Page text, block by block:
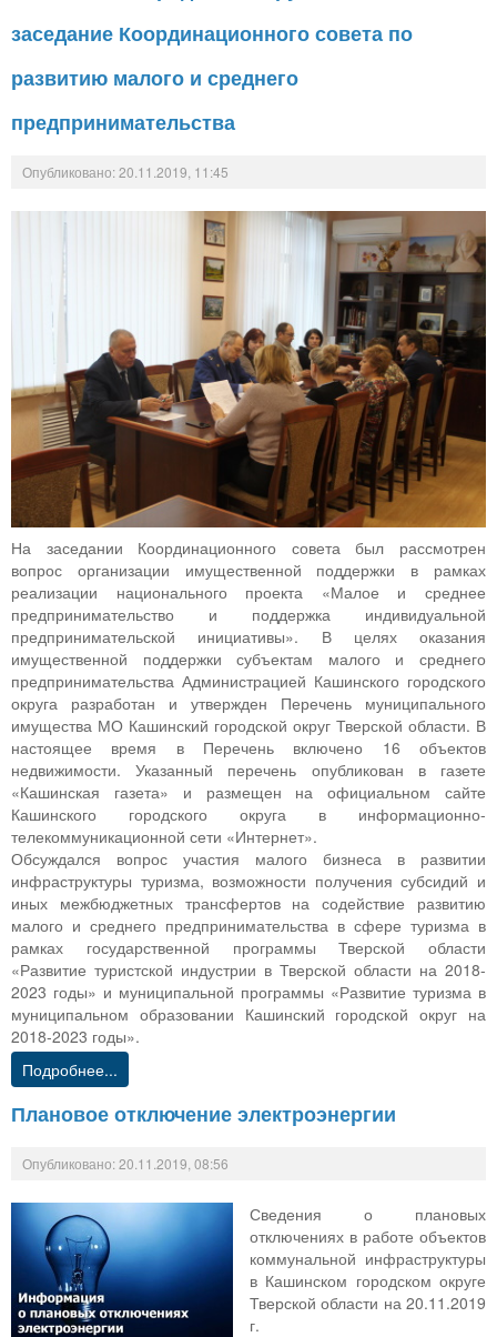
заседание Координационного совета по
развитию малого и среднего
предпринимательства
Опубликовано: 20.11.2019, 11:45
На заседании Координационного совета был рассмотрен
вопрос организации имущественной поддержки в рамках
реализации национального проекта «Малое и среднее
предпринимательство и поддержка индивидуальной
предпринимательской инициативы». В целях оказания
имущественной поддержки субъектам малого и среднего
предпринимательства Администрацией Кашинского городского
округа разработан и утвержден Перечень муниципального
имущества МО Кашинский городской округ Тверской области. В
настоящее время в Перечень включено 16 объектов
недвижимости. Указанный перечень опубликован в газете
«Кашинская газета» и размещен на официальном сайте
Кашинского городского округа в информационно-
телекоммуникационной сети «Интернет».
Обсуждался вопрос участия малого бизнеса в развитии
инфраструктуры туризма, возможности получения субсидий и
иных межбюджетных трансфертов на содействие развитию
малого и среднего предпринимательства в сфере туризма в
рамках государственной программы Тверской области
«Развитие туристской индустрии в Тверской области на 2018-
2023 годы» и муниципальной программы «Развитие туризма в
муниципальном образовании Кашинский городской округ на
2018-2023 годы».
Подробнее...
Плановое отключение электроэнергии
Опубликовано: 20.11.2019, 08:56
Сведения о плановых
отключениях в работе объектов
коммунальной инфраструктуры
в Кашинском городском округе
Тверской области на 20.11.2019
г.